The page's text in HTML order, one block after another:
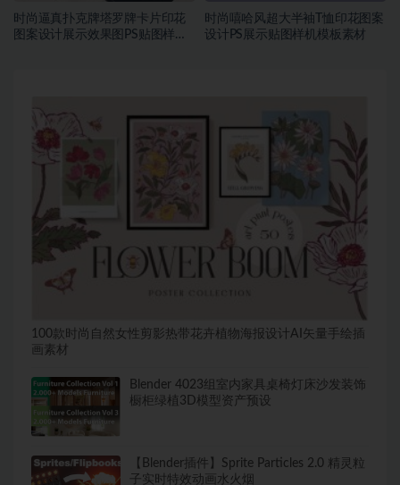
时尚逼真扑克牌塔罗牌卡片印花
图案设计展示效果图PS贴图样机
时尚嘻哈风超大半袖T恤印花图案
设计PS展示贴图样机模板素材
100款时尚自然女性剪影热带花卉植物海报设计AI矢量手绘插
画素材
Blender 4023组室内家具桌椅灯床沙发装饰
橱柜绿植3D模型资产预设
【Blender插件】Sprite Particles 2.0 精灵粒
子实时特效动画水火烟